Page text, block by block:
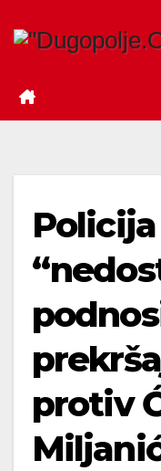
protiv